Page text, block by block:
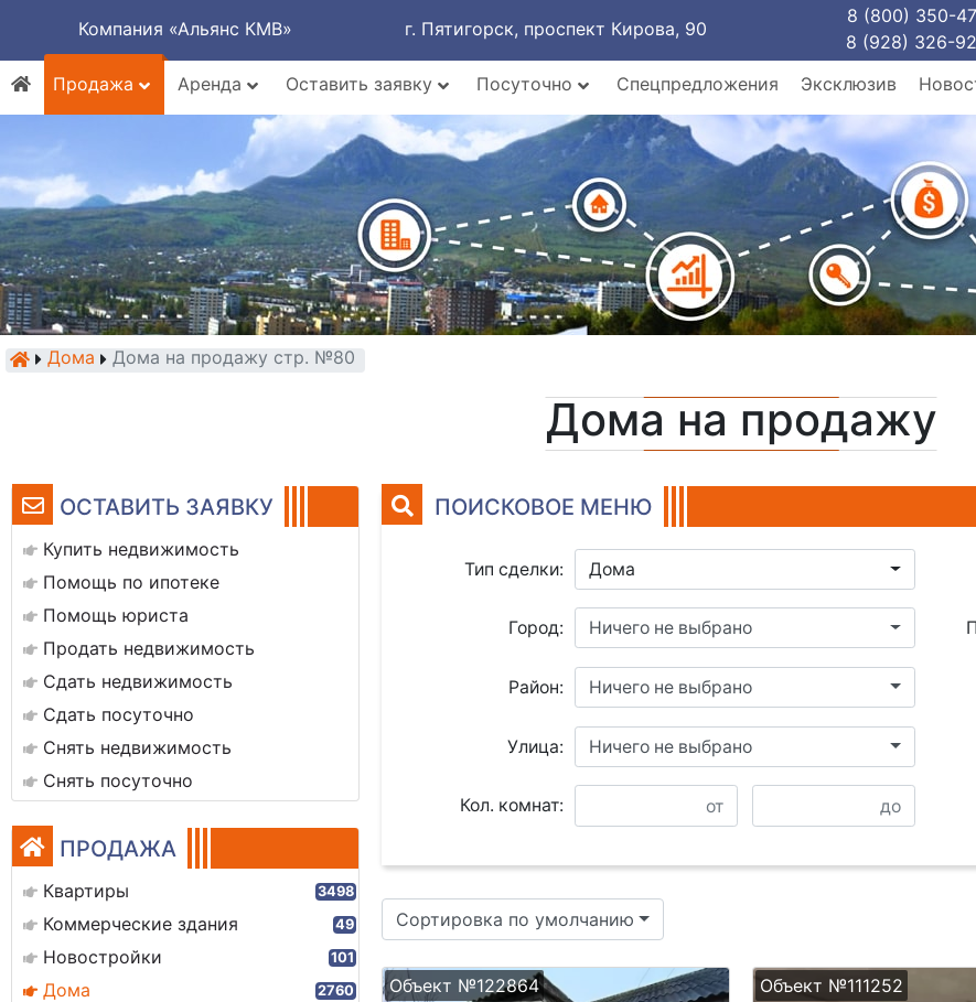
Компания «Альянс КМВ» г. Пятигорск, проспект Кирова, 90
8 (800) 350-
8 (928) 326-
Продажа
Аренда Оставить заявку Посуточно Спецпредложения Эксклюзив
Дома Дома на продажу стр. №80
Дома на продажу
ОСТАВИТЬ ЗАЯВКУ
Купить недвижимость
Помощь по ипотеке
Помощь юриста
Продать недвижимость
Сдать недвижимость
Сдать посуточно
Снять недвижимость
Снять посуточно
ПРОДАЖА
Квартиры 3498
Коммерческие здания 49
Новостройки 101
Дома 2760
ПОИСКОВОЕ МЕНЮ
Тип сделки: Дома
Город: Ничего не выбрано
Район: Ничего не выбрано
Улица: Ничего не выбрано
Кол. комнат:
Сортировка по умолчанию
Объект №122864 Объект №111252